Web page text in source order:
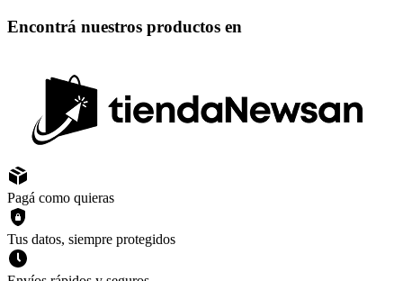
Encontrá nuestros productos en
Pagá como quieras
Tus datos, siempre protegidos